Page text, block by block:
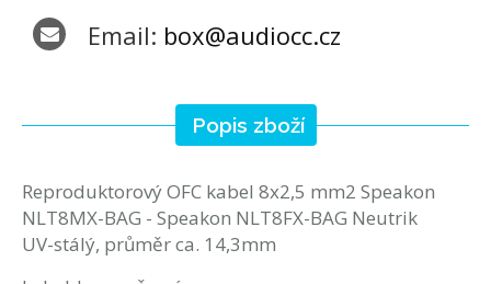
Email: box@audiocc.cz
Popis zboží
Reproduktorový OFC kabel 8x2,5 mm2 Speakon
NLT8MX-BAG - Speakon NLT8FX-BAG Neutrik
UV-stálý, průměr ca. 14,3mm